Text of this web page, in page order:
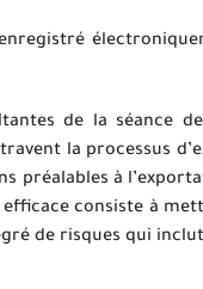
de la séance
la processus
préalables à
consiste à
de risques qui